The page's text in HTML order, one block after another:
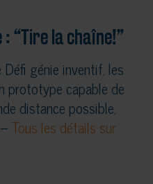
: “Tire la chaîne!”
génie inventif, les
prototype capable de
distance possible,
Tous les détails sur